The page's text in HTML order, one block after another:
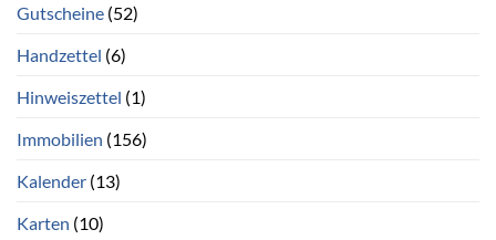
Gutscheine (52)
Handzettel (6)
Hinweiszettel (1)
Immobilien (156)
Kalender (13)
Karten (10)